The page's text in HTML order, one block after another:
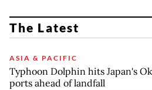
The Latest
ASIA & PACIFIC
Typhoon Dolphin hits Japan's
ports ahead of landfall